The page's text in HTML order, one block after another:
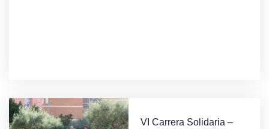
VI Carrera Solidaria –